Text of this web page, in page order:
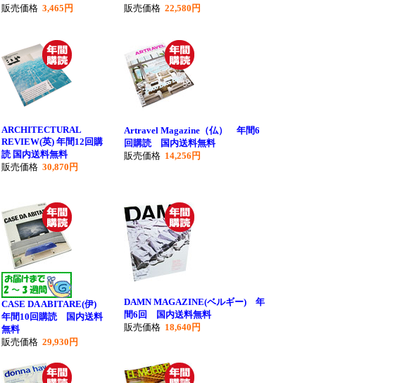
販売価格 3,465円
販売価格 22,580円
ARCHITECTURAL
REVIEW(英) 年間12回購
読 国内送料無料
販売価格 30,870円
Artravel Magazine（仏） 年間6
回購読 国内送料無料
販売価格 14,256円
CASE DA ABITARE(伊)
年間10回購読 国内送料
無料
販売価格 29,930円
DAMN MAGAZINE(ベルギー) 年
間6回 国内送料無料
販売価格 18,640円